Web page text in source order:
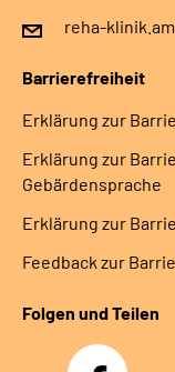
reha-
Barrierefreiheit
Erklärung zur
Erklärung zur
Gebärdensprache
Erklärung zur
Feedback zur
Folgen und Teilen
Facebook